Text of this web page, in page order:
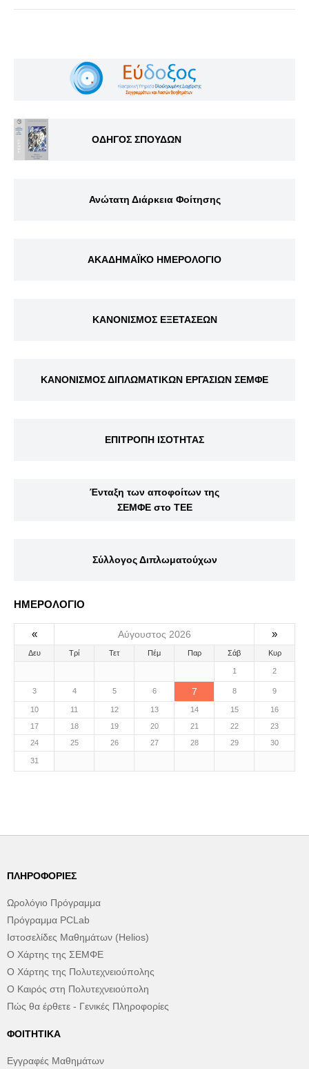
ΟΔΗΓΟΣ ΣΠΟΥΔΩΝ
Ανώτατη Διάρκεια Φοίτησης
ΑΚΑΔΗΜΑΪΚΟ ΗΜΕΡΟΛΟΓΙΟ
ΚΑΝΟΝΙΣΜΟΣ ΕΞΕΤΑΣΕΩΝ
ΚΑΝΟΝΙΣΜΟΣ ΔΙΠΛΩΜΑΤΙΚΩΝ ΕΡΓΑΣΙΩΝ ΣΕΜΦΕ
ΕΠΙΤΡΟΠΗ ΙΣΟΤΗΤΑΣ
Ένταξη των αποφοίτων της
ΣΕΜΦΕ στο ΤΕΕ
Σύλλογος Διπλωματούχων
ΗΜΕΡΟΛΟΓΙΟ
« Αύγουστος 2026 »
Δευ Τρί Τετ Πέμ Παρ Σάβ Κυρ
1 2
3 4 5 6 7 8 9
10 11 12 13 14 15
16
17
18 19 20 21 22
23
24
25 26 27 28 29 30
31
ΠΛΗΡΟΦΟΡΊΕΣ
Ωρολόγιο Πρόγραμμα
Πρόγραμμα PCLab
Ιστοσελίδες Μαθημάτων (Helios)
Ο Χάρτης της ΣΕΜΦΕ
Ο Χάρτης της Πολυτεχνειούπολης
Ο Καιρός στη Πολυτεχνειούπολη
Πώς θα έρθετε - Γενικές Πληροφορίες
ΦΟΙΤΗΤΙΚΆ
Εγγραφές Μαθημάτων